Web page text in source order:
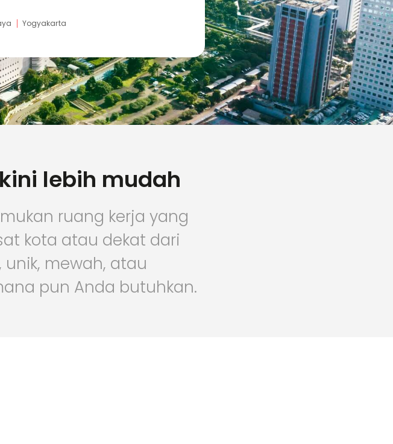
Yogyakarta
lebih mudah
ruang kerja yang
kota atau dekat dari
unik, mewah, atau
pun Anda butuhkan.